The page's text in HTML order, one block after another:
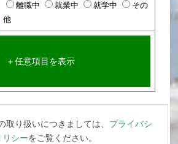
離職中 就業中 就学中
その
他
＋任意項目を表示
り扱いにつきましては、 プライバシ
リシーをご覧ください。